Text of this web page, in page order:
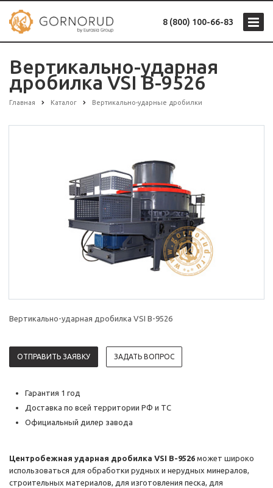
8 (800) 100-66-83
Вертикально-ударная
дробилка VSI В-9526
Главная Каталог Вертикально-ударные дробилки
Вертикально-ударная дробилка VSI В-9526
ОТПРАВИТЬ ЗАЯВКУ ЗАДАТЬ ВОПРОС
Гарантия 1 год
Доставка по всей территории РФ и ТС
Официальный дилер завода
Центробежная ударная дробилка VSI В-9526 может широко
использоваться для обработки рудных и нерудных минералов,
строительных материалов, для изготовления песка, для